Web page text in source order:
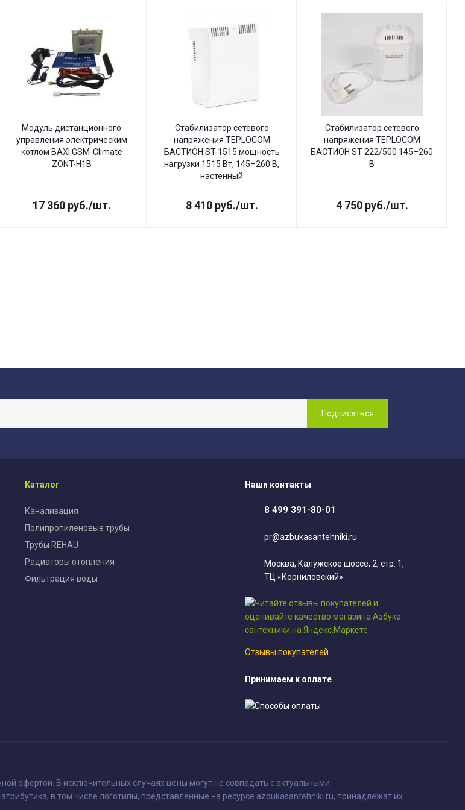
Модуль дистанционного
управления электрическим
котлом BAXI GSM-Climate
ZONT-H1B
17 360руб./шт.
Стабилизатор сетевого
напряжения TEPLOCOM
БАСТИОН ST-1515 мощность
нагрузки 1515 Вт, 145–260 В,
настенный
8 410руб./шт.
Стабилизатор сетевого
напряжения TEPLOCOM
БАСТИОН ST 222/500 145–260
В
4 750руб./шт.
Каталог
Канализация
Полипропиленовые трубы
Трубы REHAU
Радиаторы отопления
Фильтрация воды
Наши контакты
8 499 391-80-01
pr@azbukasantehniki.ru
Москва, Калужское шоссе, 2, стр. 1,
ТЦ «Корниловский»
Отзывы покупателей
Принимаем к оплате
офертой. В исключительных случаях цены могут не совпадать с актуальными.
в том числе логотипы, представленные на ресурсе azbukasantehniki.ru, принадлежат их